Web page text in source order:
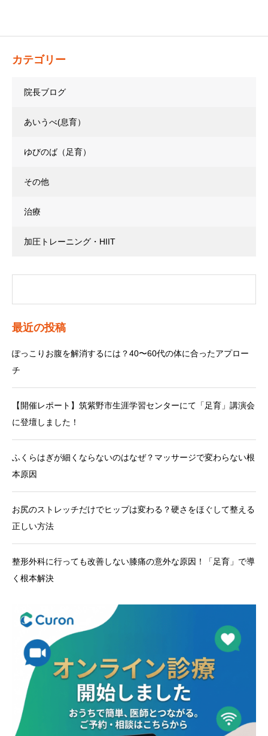
カテゴリー
院長ブログ
あいうべ(息育）
ゆびのば（足育）
その他
治療
加圧トレーニング・HIIT
最近の投稿
ぽっこりお腹を解消するには？40〜60代の体に合ったアプロー
チ
【開催レポート】筑紫野市生涯学習センターにて「足育」講演会
に登壇しました！
ふくらはぎが細くならないのはなぜ？マッサージで変わらない根
本原因
お尻のストレッチだけでヒップは変わる？硬さをほぐして整える
正しい方法
整形外科に行っても改善しない膝痛の意外な原因！「足育」で導
く根本解決